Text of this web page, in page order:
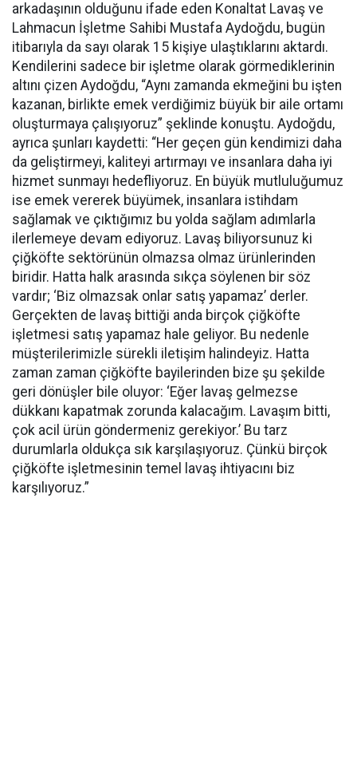
arkadaşının olduğunu ifade eden Konaltat Lavaş ve
Lahmacun İşletme Sahibi Mustafa Aydoğdu, bugün
itibarıyla da sayı olarak 15 kişiye ulaştıklarını aktardı.
Kendilerini sadece bir işletme olarak görmediklerinin
altını çizen Aydoğdu, “Aynı zamanda ekmeğini bu işten
kazanan, birlikte emek verdiğimiz büyük bir aile ortamı
oluşturmaya çalışıyoruz” şeklinde konuştu. Aydoğdu,
ayrıca şunları kaydetti: “Her geçen gün kendimizi daha
da geliştirmeyi, kaliteyi artırmayı ve insanlara daha iyi
hizmet sunmayı hedefliyoruz. En büyük mutluluğumuz
ise emek vererek büyümek, insanlara istihdam
sağlamak ve çıktığımız bu yolda sağlam adımlarla
ilerlemeye devam ediyoruz. Lavaş biliyorsunuz ki
çiğköfte sektörünün olmazsa olmaz ürünlerinden
biridir. Hatta halk arasında sıkça söylenen bir söz
vardır; ‘Biz olmazsak onlar satış yapamaz’ derler.
Gerçekten de lavaş bittiği anda birçok çiğköfte
işletmesi satış yapamaz hale geliyor. Bu nedenle
müşterilerimizle sürekli iletişim halindeyiz. Hatta
zaman zaman çiğköfte bayilerinden bize şu şekilde
geri dönüşler bile oluyor: ‘Eğer lavaş gelmezse
dükkanı kapatmak zorunda kalacağım. Lavaşım bitti,
çok acil ürün göndermeniz gerekiyor.’ Bu tarz
durumlarla oldukça sık karşılaşıyoruz. Çünkü birçok
çiğköfte işletmesinin temel lavaş ihtiyacını biz
karşılıyoruz.”